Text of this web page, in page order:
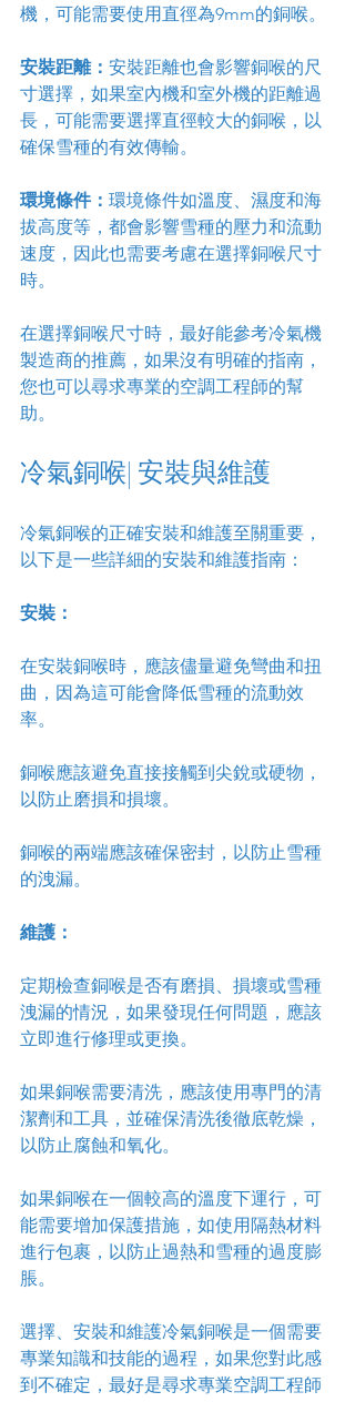
機，可能需要使用直徑為9mm的銅喉。
安裝距離： 安裝距離也會影響銅喉的尺
寸選擇，如果室內機和室外機的距離過
長，可能需要選擇直徑較大的銅喉，以
確保雪種的有效傳輸。
環境條件： 環境條件如溫度、濕度和海
拔高度等，都會影響雪種的壓力和流動
速度，因此也需要考慮在選擇銅喉尺寸
時。
在選擇銅喉尺寸時，最好能參考冷氣機
製造商的推薦，如果沒有明確的指南，
您也可以尋求專業的空調工程師的幫
助。
冷氣銅喉| 安裝與維護
冷氣銅喉的正確安裝和維護至關重要，
以下是一些詳細的安裝和維護指南：
安裝：
在安裝銅喉時，應該儘量避免彎曲和扭
曲，因為這可能會降低雪種的流動效
率。
銅喉應該避免直接接觸到尖銳或硬物，
以防止磨損和損壞。
銅喉的兩端應該確保密封，以防止雪種
的洩漏。
維護：
定期檢查銅喉是否有磨損、損壞或雪種
洩漏的情況，如果發現任何問題，應該
立即進行修理或更換。
如果銅喉需要清洗，應該使用專門的清
潔劑和工具，並確保清洗後徹底乾燥，
以防止腐蝕和氧化。
如果銅喉在一個較高的溫度下運行，可
能需要增加保護措施，如使用隔熱材料
進行包裹，以防止過熱和雪種的過度膨
脹。
選擇、安裝和維護冷氣銅喉是一個需要
專業知識和技能的過程，如果您對此感
到不確定，最好是尋求專業空調工程師